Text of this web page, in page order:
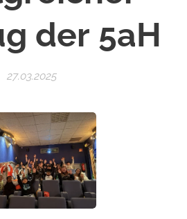
der 5aH
27.03.2025